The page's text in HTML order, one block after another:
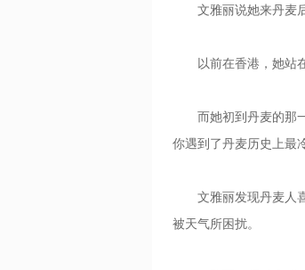
文雅丽说她来丹麦后
以前在香港，她站在
而她初到丹麦的那一
你遇到了丹麦历史上最
文雅丽发现丹麦人喜
被天气所困扰。